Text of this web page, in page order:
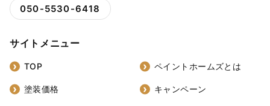
050-5530-6418
サイトメニュー
TOP ペイントホームズとは
塗装価格 キャンペーン